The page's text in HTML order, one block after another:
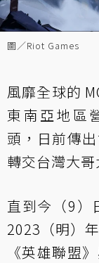
圖／Riot Games
風靡全球的
東南亞地區
頭，日前傳
轉交台灣大哥
直到今（9）
2023（明）
《英雄聯盟